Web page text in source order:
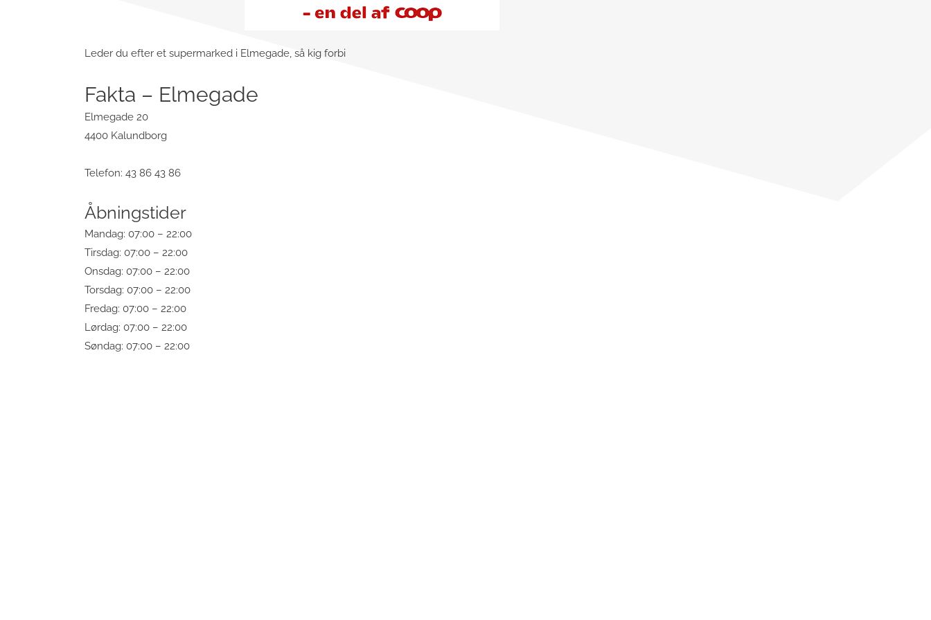
Leder du efter et supermarked i Elmegade, så kig forbi
Fakta – Elmegade
Elmegade 20
4400 Kalundborg
Telefon: 43 86 43 86
Åbningstider
Mandag: 07:00 – 22:00
Tirsdag: 07:00 – 22:00
Onsdag: 07:00 – 22:00
Torsdag: 07:00 – 22:00
Fredag: 07:00 – 22:00
Lørdag: 07:00 – 22:00
Søndag: 07:00 – 22:00